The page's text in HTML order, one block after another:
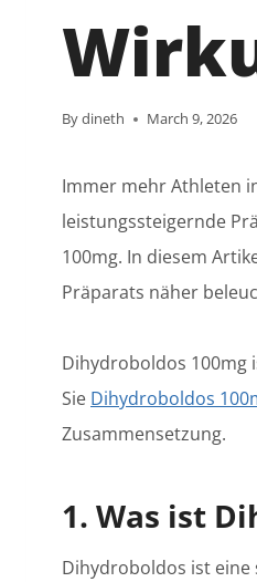
Bydineth March 9, 2026
Immer mehr Athleten
leistungssteigernde
100mg. In diesem
Präparats näher
Dihydroboldos 100mg
Sie Dihydroboldos
Zusammensetzung.
1. Was ist
Dihydroboldos ist eine